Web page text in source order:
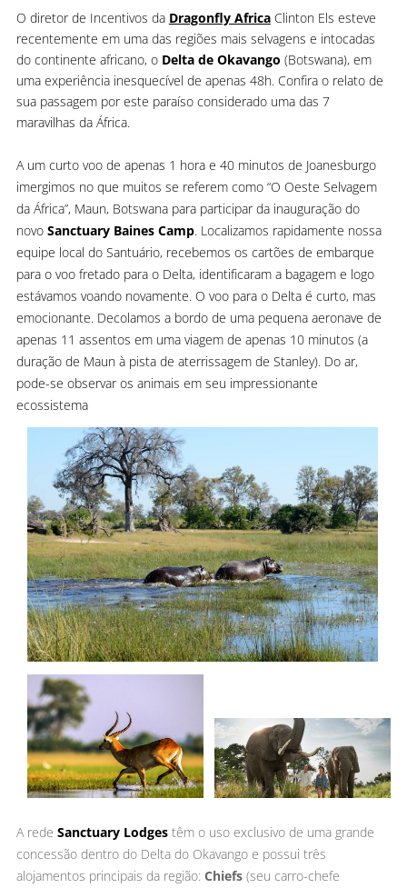
O diretor de Incentivos da Dragonfly AfricaClinton Els esteve
recentemente em uma das regiões mais selvagens e intocadas
do continente africano, o Delta de Okavango (Botswana), em
uma experiência inesquecível de apenas 48h. Confira o relato de
sua passagem por este paraíso considerado uma das 7
maravilhas da África.
A um curto voo de apenas 1 hora e 40 minutos de Joanesburgo
imergimos no que muitos se referem como “O Oeste Selvagem
da África”, Maun, Botswana para participar da inauguração do
novo Sanctuary Baines Camp. Localizamos rapidamente nossa
equipe local do Santuário, recebemos os cartões de embarque
para o voo fretado para o Delta, identificaram a bagagem e logo
estávamos voando novamente. O voo para o Delta é curto, mas
emocionante. Decolamos a bordo de uma pequena aeronave de
apenas 11 assentos em uma viagem de apenas 10 minutos (a
duração de Maun à pista de aterrissagem de Stanley). Do ar,
pode-se observar os animais em seu impressionante
ecossistema
A rede Sanctuary Lodgestêm o uso exclusivo de uma grande
concessão dentro do Delta do Okavango e possui três
alojamentos principais da região: Chiefs(seu carro-chefe